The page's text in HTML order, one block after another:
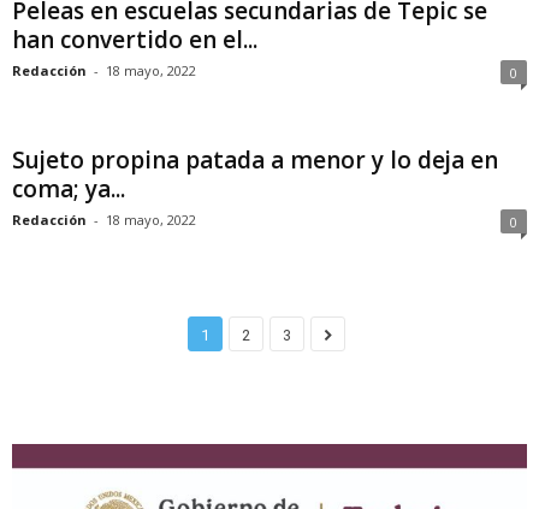
Peleas en escuelas secundarias de Tepic se
han convertido en el...
Redacción - 18 mayo, 2022 0
Sujeto propina patada a menor y lo deja en
coma; ya...
Redacción - 18 mayo, 2022 0
1 2 3